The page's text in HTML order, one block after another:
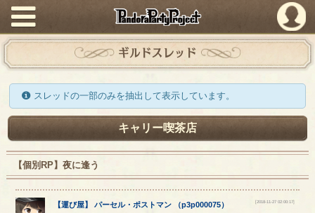
PandoraPartyProject
ギルドスレッド
スレッドの一部のみを抽出して表示しています。
キャリー喫茶店
【個別RP】夜に逢う
【運び屋】パーセル・ ポストマン （p3p000075） [2018-11-27 02:00:17]